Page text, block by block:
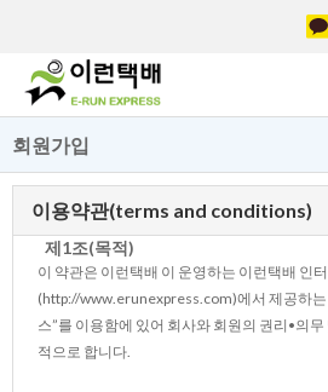
회원가입
이용약관(terms and conditions)
제1조(목적)
이 약관은 이런택배 이 운영하는 이런택배 인
(http://www.erunexpress.com)에서 제공하
스”를 이용함에 있어 회사와 회원의 권리•의
적으로 합니다.